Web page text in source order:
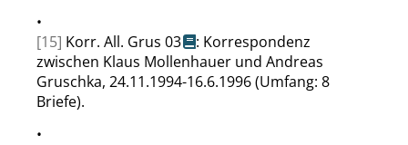
•
[15] Korr. All. Grus 03
: Korrespondenz
zwischen Klaus Mollenhauer und Andreas
Gruschka, 24.11.1994-16.6.1996 (Umfang: 8
Briefe).
•